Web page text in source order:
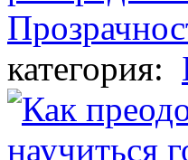
категория: